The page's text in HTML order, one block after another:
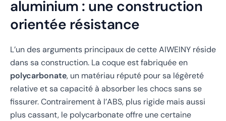
aluminium : une construction
orientée résistance
L’un des arguments principaux de cette AIWEINY réside
dans sa construction. La coque est fabriquée en
polycarbonate, un matériau réputé pour sa légèreté
relative et sa capacité à absorber les chocs sans se
fissurer. Contrairement à l’ABS, plus rigide mais aussi
plus cassant, le polycarbonate offre une certaine